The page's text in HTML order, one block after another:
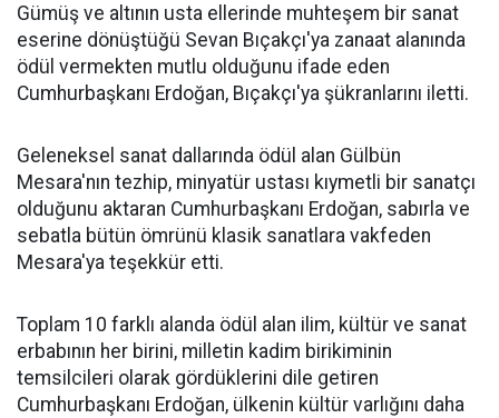
Gümüş ve altının usta ellerinde muhteşem bir sanat
eserine dönüştüğü Sevan Bıçakçı'ya zanaat alanında
ödül vermekten mutlu olduğunu ifade eden
Cumhurbaşkanı Erdoğan, Bıçakçı'ya şükranlarını iletti.
Geleneksel sanat dallarında ödül alan Gülbün
Mesara'nın tezhip, minyatür ustası kıymetli bir sanatçı
olduğunu aktaran Cumhurbaşkanı Erdoğan, sabırla ve
sebatla bütün ömrünü klasik sanatlara vakfeden
Mesara'ya teşekkür etti.
Toplam 10 farklı alanda ödül alan ilim, kültür ve sanat
erbabının her birini, milletin kadim birikiminin
temsilcileri olarak gördüklerini dile getiren
Cumhurbaşkanı Erdoğan, ülkenin kültür varlığını daha